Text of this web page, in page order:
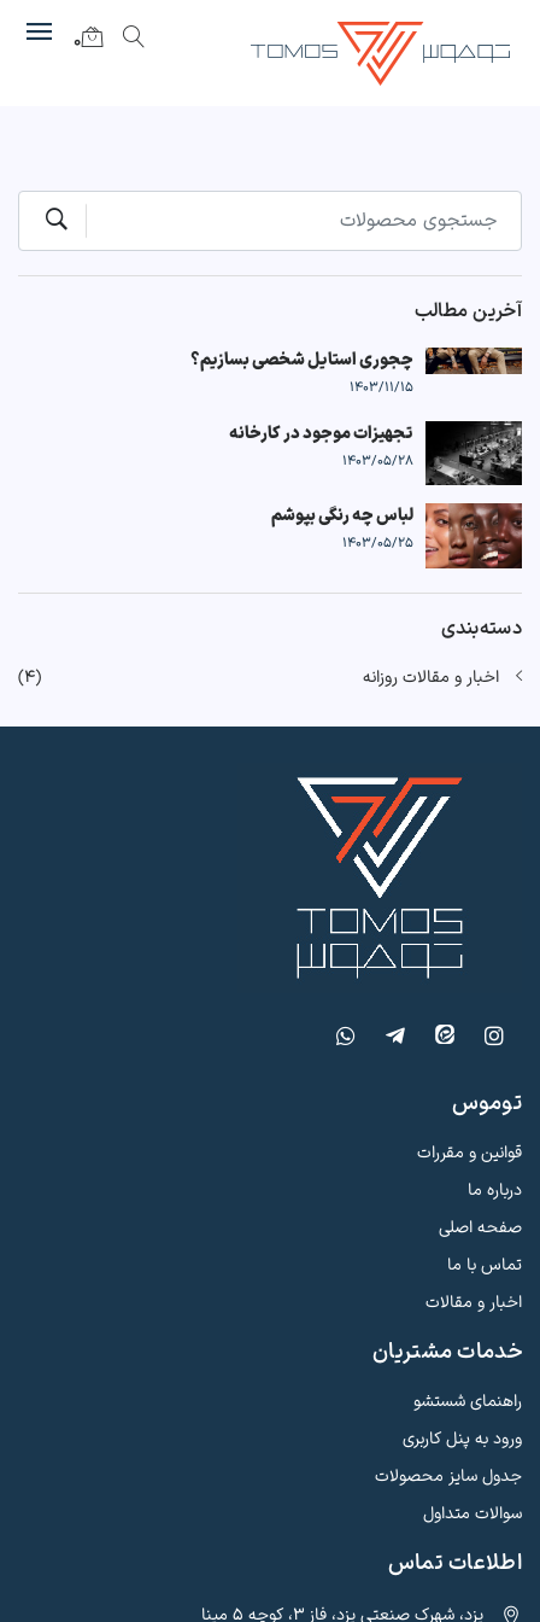
0
آخرین مطالب
چجوری استایل شخصی بسازیم؟
1403/11/15
تجهیزات موجود در کارخانه
1403/05/28
لباس چه رنگی بپوشم
1403/05/25
دسته‌بندی
اخبار و مقالات روزانه (4)
ir_eitaa
توموس
قوانین و مقررات
درباره ما
صفحه اصلی
تماس با ما
اخبار و مقالات
خدمات مشتریان
راهنمای شستشو
ورود به پنل کاربری
جدول سایز محصولات
سوالات متداول
اطلاعات تماس
یزد، شهرک صنعتی یزد، فاز 3، کوچه 5 مینا